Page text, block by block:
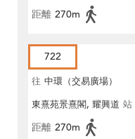
距離 270m
722
往 中環（交易廣場）
東熹苑景熹閣, 耀興道 站
距離 270m